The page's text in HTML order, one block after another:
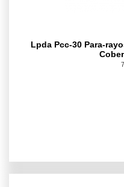
Lpda Pcc-30 Para-